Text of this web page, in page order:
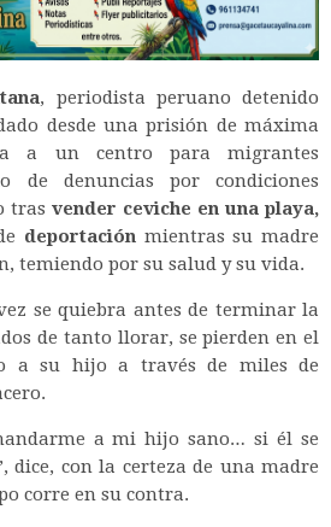
, periodista peruano detenido
desde una prisión de máxima
a un centro para migrantes
de denuncias por condiciones
tras vender ceviche en una playa,
deportaciónmientras su madre
temiendo por su salud y su vida.
se quiebra antes de terminar la
de tanto llorar, se pierden en el
a su hijo a través de miles de
a mi hijo sano… si él se
dice, con la certeza de una madre
corre en su contra.